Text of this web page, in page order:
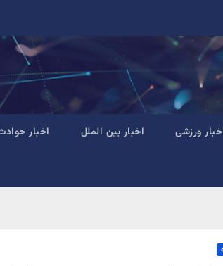
ورزشی اخبار بین الملل اخبار